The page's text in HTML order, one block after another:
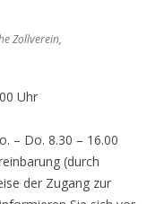
Zollverein,
Uhr
– Do. 8.30 – 16.00
(durch
der Zugang zur